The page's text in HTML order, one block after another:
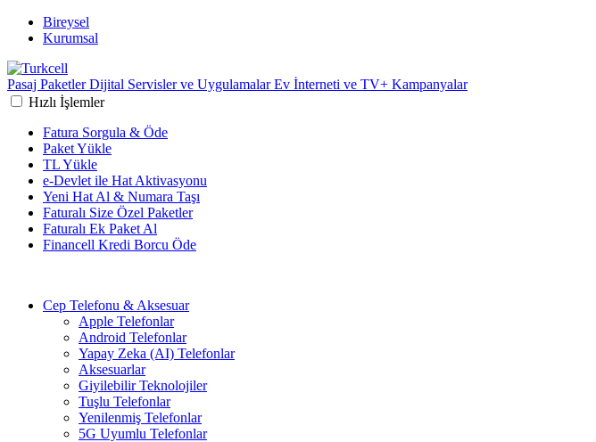
Bireysel
Kurumsal
Pasaj PaketlerDijital Servisler ve UygulamalarEv İnterneti ve TV+ Kampanyalar
Hızlı İşlemler
Fatura Sorgula & Öde
Paket Yükle
TL Yükle
e-Devlet ile Hat Aktivasyonu
Yeni Hat Al & Numara Taşı
Faturalı Size Özel Paketler
Faturalı Ek Paket Al
Financell Kredi Borcu Öde
Cep Telefonu & Aksesuar
Apple Telefonlar
Android Telefonlar
Yapay Zeka (AI) Telefonlar
Aksesuarlar
Giyilebilir Teknolojiler
Tuşlu Telefonlar
Yenilenmiş Telefonlar
5G Uyumlu Telefonlar